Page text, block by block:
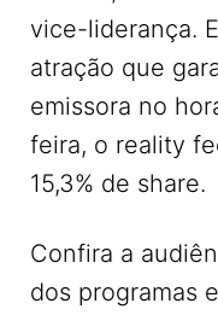
vice-liderança.
atração que
emissora no
feira, o reality
15,3% de share.
Confira a
dos programas